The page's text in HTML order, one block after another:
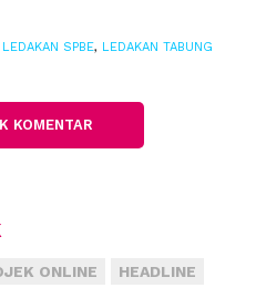
antara warga dan
pendataan
PMI menerjunkan tiga
dari berbagai unsur
membantu evakuasi
LEDAKAN SPBE, LEDAKAN TABUNG
KOMENTAR
ONLINE
HEADLINE